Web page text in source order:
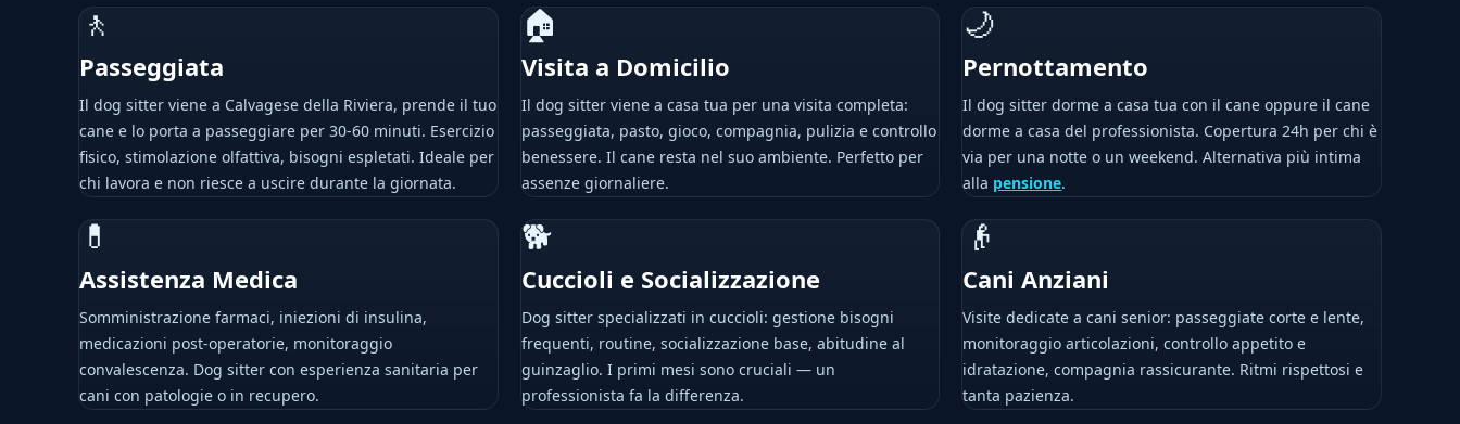
🚶
Passeggiata
Il dog sitter viene a Calvagese della Riviera, prende il tuo
cane e lo porta a passeggiare per 30-60 minuti. Esercizio
fisico, stimolazione olfattiva, bisogni espletati. Ideale per
chi lavora e non riesce a uscire durante la giornata.
🏠
Visita a Domicilio
Il dog sitter viene a casa tua per una visita completa:
passeggiata, pasto, gioco, compagnia, pulizia e controllo
benessere. Il cane resta nel suo ambiente. Perfetto per
assenze giornaliere.
🌙
Pernottamento
Il dog sitter dorme a casa tua con il cane oppure il cane
dorme a casa del professionista. Copertura 24h per chi è
via per una notte o un weekend. Alternativa più intima
alla pensione.
💊
Assistenza Medica
Somministrazione farmaci, iniezioni di insulina,
medicazioni post-operatorie, monitoraggio
convalescenza. Dog sitter con esperienza sanitaria per
cani con patologie o in recupero.
🐕
Cuccioli e Socializzazione
Dog sitter specializzati in cuccioli: gestione bisogni
frequenti, routine, socializzazione base, abitudine al
guinzaglio. I primi mesi sono cruciali — un
professionista fa la differenza.
👴
Cani Anziani
Visite dedicate a cani senior: passeggiate corte e lente,
monitoraggio articolazioni, controllo appetito e
idratazione, compagnia rassicurante. Ritmi rispettosi e
tanta pazienza.